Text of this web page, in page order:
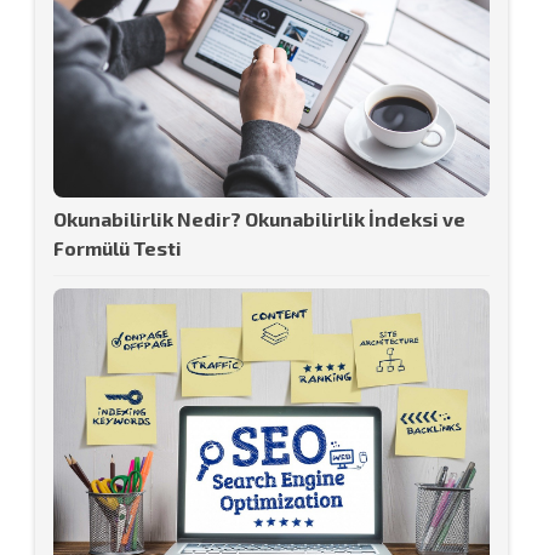
Okunabilirlik Nedir? Okunabilirlik İndeksi ve
Formülü Testi